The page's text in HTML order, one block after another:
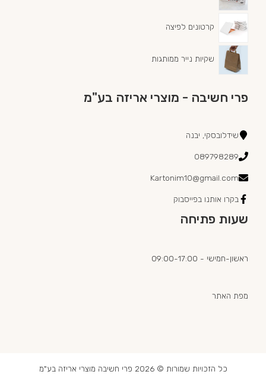
קרטונים לפיצה
שקיות נייר ממותגות
פרי חשיבה - מוצרי אריזה בע"מ
שידלובסקי, יבנה
089798289
Kartonim10@gmail.com
בקרו אותנו בפייסבוק
שעות פתיחה
ראשון-חמישי - 09:00-17:00
מפת האתר
כל הזכויות שמורות © 2026 פרי חשיבה מוצרי אריזה בע"מ